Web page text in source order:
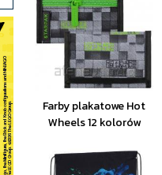
Farby plakatowe Hot
Wheels 12 kolorów